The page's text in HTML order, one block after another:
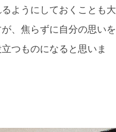
ようにしておくことも大
、焦らずに自分の思いを
つものになると思いま